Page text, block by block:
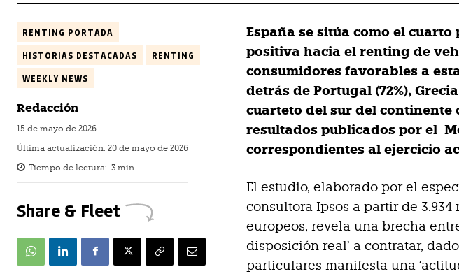
RENTING PORTADA
HISTORIAS DESTACADAS RENTING
WEEKLY NEWS
Redacción
15 de mayo de 2026
Última actualización: 20 de mayo de 2026
Tiempo de lectura: 3 min.
Share & Fleet
España se sitúa como el
positiva hacia el renting de
consumidores favorables a
detrás de Portugal (72%),
cuarteto del sur del continente
resultados publicados por el
correspondientes al ejercicio
El estudio, elaborado por el
consultora Ipsos a partir de 3.934
europeos, revela una brecha
disposición real’ a contratar,
particulares manifesta una